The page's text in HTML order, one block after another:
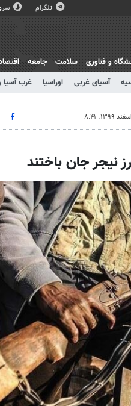
تلگرام
و فناوری سلامت جامعه
آسیای غربی اوراسیا غرب آسیا